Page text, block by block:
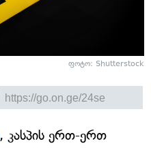
ფოტო: Shutterstock
, კასპის ერთ-ერთ